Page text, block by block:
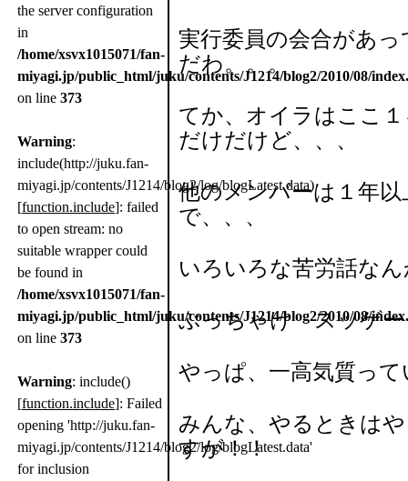
実行委員の会合があ
だわ。。。
てか、オイラはここ
だけだけど、、、
他のメンバーは１年
で、、、
いろいろな苦労話な
ぶっちゃけ スッゲー
やっぱ、一高気質っ
みんな、やるときは
すが！！
the server configuration
in
/home/xsvx1015071/fan-
miyagi.jp/public_html/juku/contents/J1214/blog2/2010/08/
on line 373
Warning:
include(http://juku.fan-
miyagi.jp/contents/J1214/blog2/log/blogLatest.data)
[function.include]: failed
to open stream: no
suitable wrapper could
be found in
/home/xsvx1015071/fan-
miyagi.jp/public_html/juku/contents/J1214/blog2/2010/08/
on line 373
Warning: include()
[function.include]: Failed
opening 'http://juku.fan-
miyagi.jp/contents/J1214/blog2/log/blogLatest.data'
for inclusion